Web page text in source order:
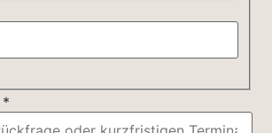
*